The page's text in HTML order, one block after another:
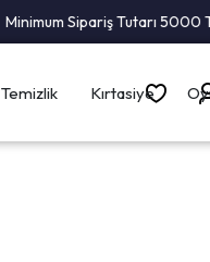
Minimum Sipariş Tutarı 5000 TL
Temizlik Kırtasiye